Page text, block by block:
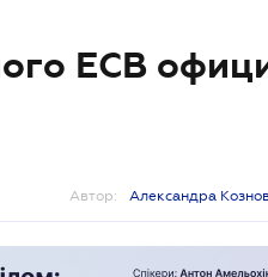
ЕСВ
Автор: Александра